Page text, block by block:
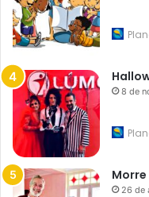
8 de
26 de